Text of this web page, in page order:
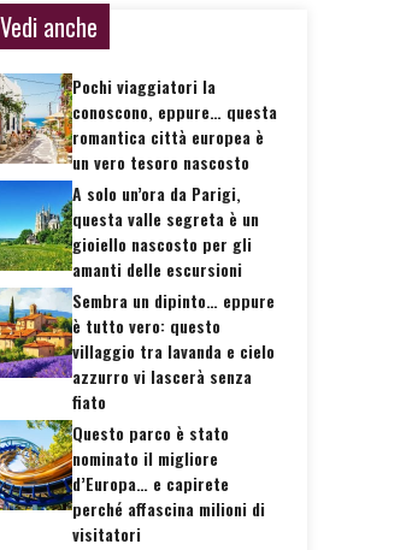
Vedi anche
Pochi viaggiatori la
conoscono, eppure… questa
romantica città europea è
un vero tesoro nascosto
A solo un’ora da Parigi,
questa valle segreta è un
gioiello nascosto per gli
amanti delle escursioni
Sembra un dipinto… eppure
è tutto vero: questo
villaggio tra lavanda e cielo
azzurro vi lascerà senza
fiato
Questo parco è stato
nominato il migliore
d’Europa… e capirete
perché affascina milioni di
visitatori